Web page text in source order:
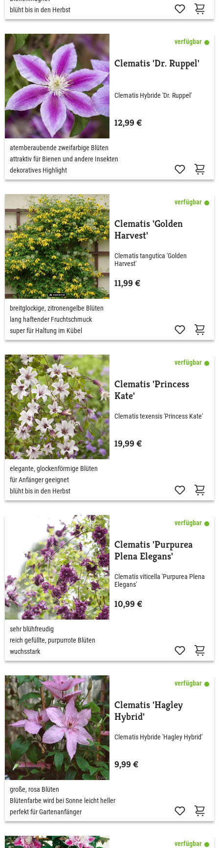
blüht bis in den Herbst
verfügbar
Clematis 'Dr. Ruppel'
Clematis Hybride 'Dr. Ruppel'
12,99 €
atemberaubende zweifarbige Blüten
attraktiv für Bienen und andere Insekten
dekoratives Highlight
verfügbar
Clematis 'Golden
Harvest'
Clematis tangutica 'Golden
Harvest'
11,99 €
breitglockige, zitronengelbe Blüten
lang haftender Fruchtschmuck
super für Haltung im Kübel
verfügbar
Clematis 'Princess
Kate'
Clematis texensis 'Princess Kate'
19,99 €
elegante, glockenförmige Blüten
für Anfänger geeignet
blüht bis in den Herbst
verfügbar
Clematis 'Purpurea
Plena Elegans'
Clematis viticella 'Purpurea Plena
Elegans'
10,99 €
sehr blühfreudig
reich gefüllte, purpurrote Blüten
wuchsstark
verfügbar
Clematis 'Hagley
Hybrid'
Clematis Hybride 'Hagley Hybrid'
9,99 €
große, rosa Blüten
Blütenfarbe wird bei Sonne leicht heller
perfekt für Gartenanfänger
verfügbar